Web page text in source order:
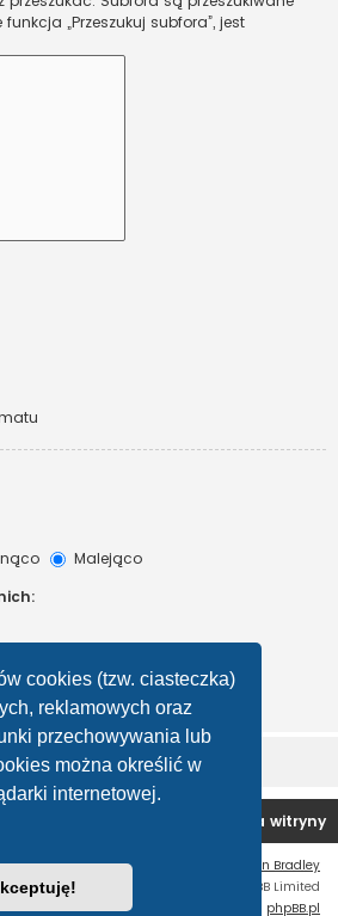
cookies (tzw. ciasteczka)
reklamowych oraz
przechowywania lub
można określić w
internetowej.
„Przeszukuj subfora”, jest
Malejąco
post.
główna Usuń ciasteczka witryny
Ian Bradley
dostarczaphpBB
® Forum Software © phpBB Limited
Polski pakiet językowy dostarcza phpBB.pl